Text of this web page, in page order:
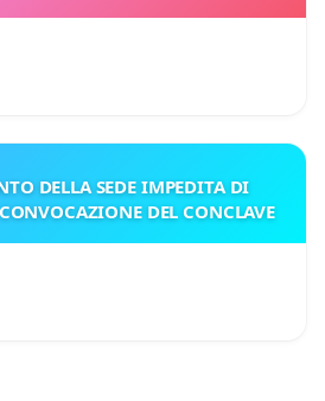
DELLA SEDE IMPEDITA DI
DEL CONCLAVE